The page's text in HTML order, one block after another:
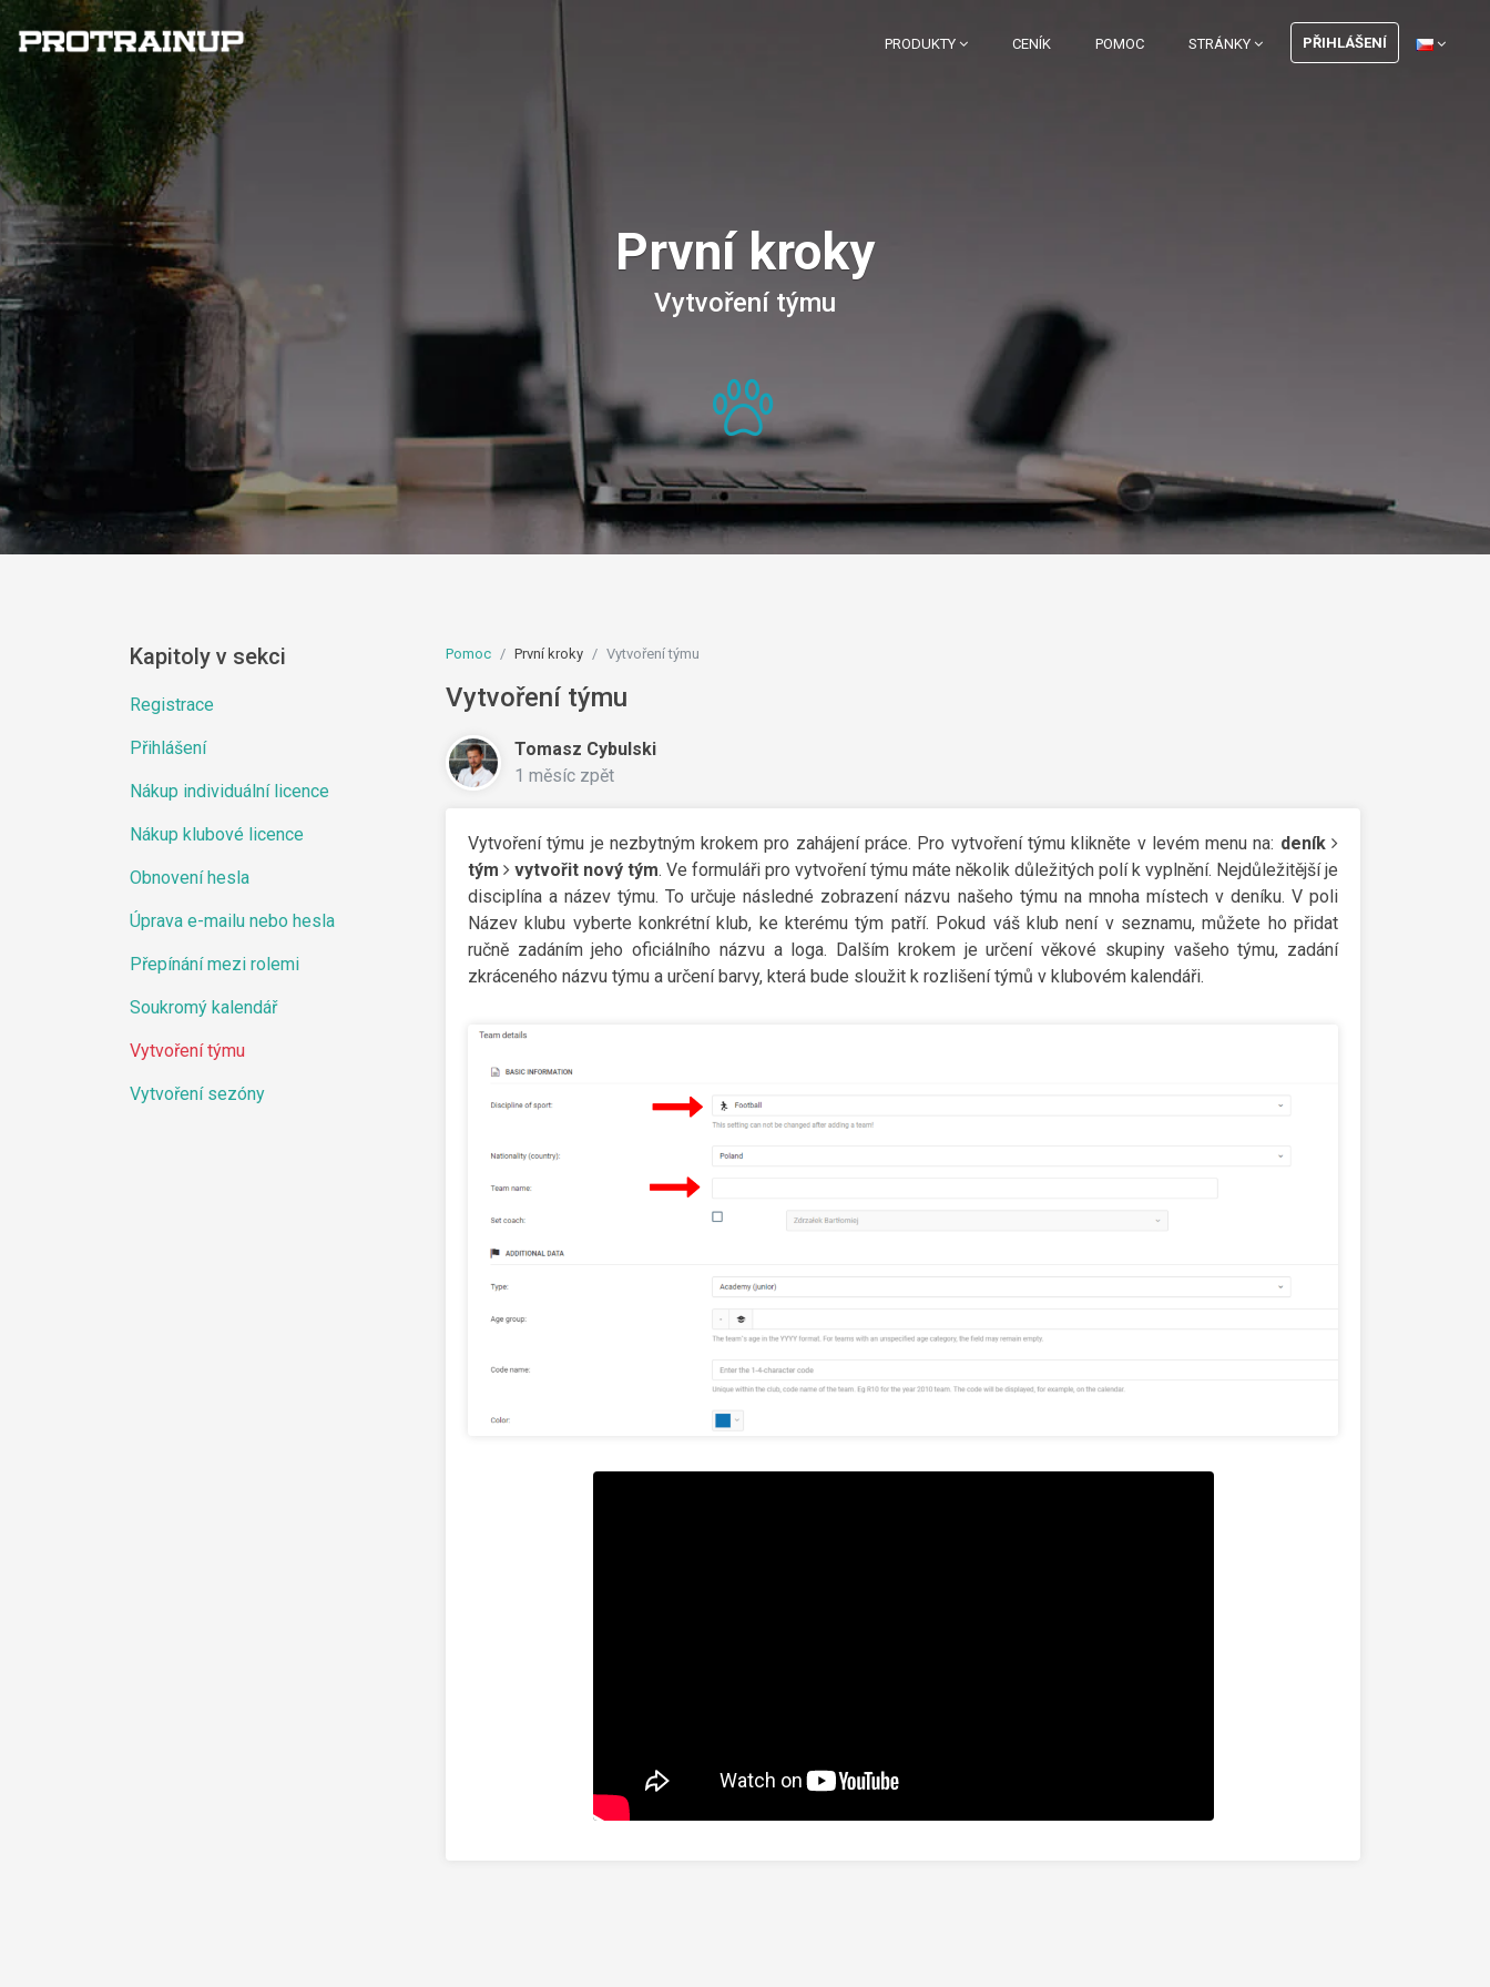
PRODUKTY CENÍK POMOC STRÁNKY PŘIHLÁŠENÍ
První kroky
Vytvoření týmu
Kapitoly v sekci
Registrace
Přihlášení
Nákup individuální licence
Nákup klubové licence
Obnovení hesla
Úprava e-mailu nebo hesla
Přepínání mezi rolemi
Soukromý kalendář
Vytvoření týmu
Vytvoření sezóny
Pomoc První kroky Vytvoření týmu
Vytvoření týmu
Tomasz Cybulski
1 měsíc zpět
Vytvoření týmu je nezbytným krokem pro zahájení práce. Pro vytvoření týmu klikněte v levém menu na: deník
tým
vytvořit nový tým. Ve formuláři pro vytvoření týmu máte několik důležitých polí k vyplnění. Nejdůležitější je
disciplína a název týmu. To určuje následné zobrazení názvu našeho týmu na mnoha místech v deníku. V poli
Název klubu vyberte konkrétní klub, ke kterému tým patří. Pokud váš klub není v seznamu, můžete ho přidat
ručně zadáním jeho oficiálního názvu a loga. Dalším krokem je určení věkové skupiny vašeho týmu, zadání
zkráceného názvu týmu a určení barvy, která bude sloužit k rozlišení týmů v klubovém kalendáři.